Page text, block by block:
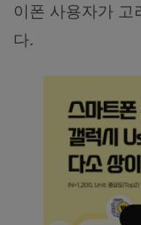
이폰 사용자가 고
다.